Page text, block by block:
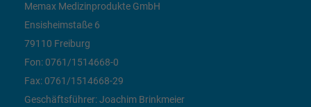
Memax Medizinprodukte GmbH
Ensisheimstaße 6
79110 Freiburg
Fon: 0761/1514668-0
Fax: 0761/1514668-29
Geschäftsführer: Joachim Brinkmeier